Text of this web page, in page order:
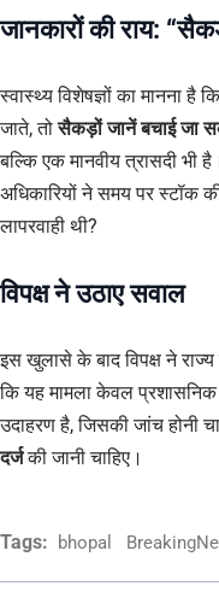
जानकारों की राय:
स्वास्थ्य विशेषज्ञों का मानना है
जाते, तोसैकड़ों जानें बचाई जा
बल्कि एक मानवीय त्रासदी भी
अधिकारियों ने समय पर स्टॉक
लापरवाही थी?
विपक्ष ने उठाए सवाल
इस खुलासे के बाद विपक्ष ने
कि यह मामला केवल प्रशासनिक
उदाहरण है, जिसकी जांच होनी
दर्जकी जानी चाहिए।
Tags: bhopal